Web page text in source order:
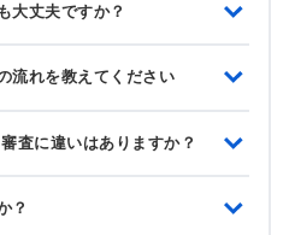
大丈夫ですか？
流れを教えてください
査に違いはありますか？
？